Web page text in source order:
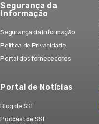
Segurança da
Informação
Segurança da Informação
Política de Privacidade
Portal dos fornecedores
Portal de Notícias
Blog de SST
Podcast de SST